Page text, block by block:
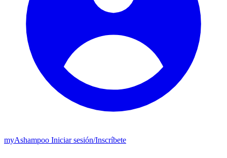
myAshampoo Iniciar sesión/Inscríbete